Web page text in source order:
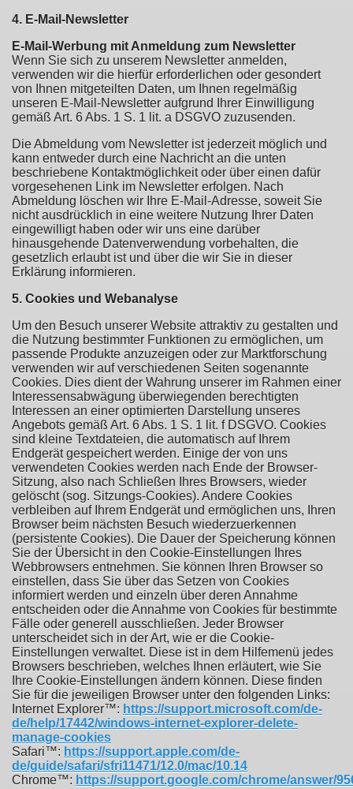
4. E-Mail-Newsletter
E-Mail-Werbung mit Anmeldung zum Newsletter
Wenn Sie sich zu unserem Newsletter anmelden,
verwenden wir die hierfür erforderlichen oder gesondert
von Ihnen mitgeteilten Daten, um Ihnen regelmäßig
unseren E-Mail-Newsletter aufgrund Ihrer Einwilligung
gemäß Art. 6 Abs. 1 S. 1 lit. a DSGVO zuzusenden.
Die Abmeldung vom Newsletter ist jederzeit möglich und
kann entweder durch eine Nachricht an die unten
beschriebene Kontaktmöglichkeit oder über einen dafür
vorgesehenen Link im Newsletter erfolgen. Nach
Abmeldung löschen wir Ihre E-Mail-Adresse, soweit Sie
nicht ausdrücklich in eine weitere Nutzung Ihrer Daten
eingewilligt haben oder wir uns eine darüber
hinausgehende Datenverwendung vorbehalten, die
gesetzlich erlaubt ist und über die wir Sie in dieser
Erklärung informieren.
5. Cookies und Webanalyse
Um den Besuch unserer Website attraktiv zu gestalten und
die Nutzung bestimmter Funktionen zu ermöglichen, um
passende Produkte anzuzeigen oder zur Marktforschung
verwenden wir auf verschiedenen Seiten sogenannte
Cookies. Dies dient der Wahrung unserer im Rahmen einer
Interessensabwägung überwiegenden berechtigten
Interessen an einer optimierten Darstellung unseres
Angebots gemäß Art. 6 Abs. 1 S. 1 lit. f DSGVO. Cookies
sind kleine Textdateien, die automatisch auf Ihrem
Endgerät gespeichert werden. Einige der von uns
verwendeten Cookies werden nach Ende der Browser-
Sitzung, also nach Schließen Ihres Browsers, wieder
gelöscht (sog. Sitzungs-Cookies). Andere Cookies
verbleiben auf Ihrem Endgerät und ermöglichen uns, Ihren
Browser beim nächsten Besuch wiederzuerkennen
(persistente Cookies). Die Dauer der Speicherung können
Sie der Übersicht in den Cookie-Einstellungen Ihres
Webbrowsers entnehmen. Sie können Ihren Browser so
einstellen, dass Sie über das Setzen von Cookies
informiert werden und einzeln über deren Annahme
entscheiden oder die Annahme von Cookies für bestimmte
Fälle oder generell ausschließen. Jeder Browser
unterscheidet sich in der Art, wie er die Cookie-
Einstellungen verwaltet. Diese ist in dem Hilfemenü jedes
Browsers beschrieben, welches Ihnen erläutert, wie Sie
Ihre Cookie-Einstellungen ändern können. Diese finden
Sie für die jeweiligen Browser unter den folgenden Links:
Internet Explorer™: https://support.microsoft.com/de-
de/help/17442/windows-internet-explorer-delete-
manage-cookies
Safari™: https://support.apple.com/de-
de/guide/safari/sfri11471/12.0/mac/10.14
Chrome™: https://support.google.com/chrome/answer/